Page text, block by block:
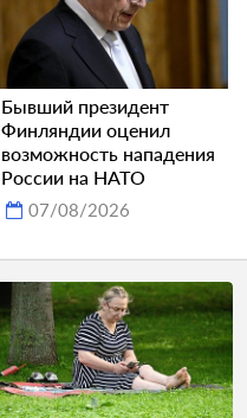
Бывший президент
Финляндии оценил
возможность нападения
России на НАТО
07/08/2026